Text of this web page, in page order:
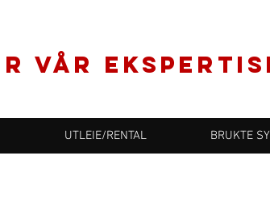
er vår
UTLEIE/RENTAL BRUKTE